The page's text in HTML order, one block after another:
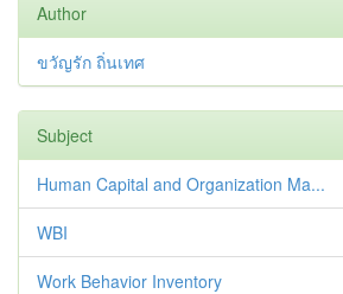
Author
ขวัญรัก ถิ่นเทศ
Subject
Human Capital and Organization Ma...
WBI
Work Behavior Inventory